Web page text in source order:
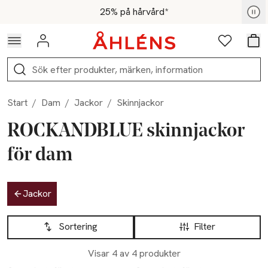
Hoppa till navigationsmenyn25% på hårvård*
För medlemmar - Shoppa nu
Logga in Favoriter
Sök
Start / Dam / Jackor / Skinnjackor
ROCKANDBLUE skinnjackor
för dam
Hoppa till produktsidan
Jackor
Hoppa till produktsidan
Filter
Sortering
Visar 4 av 4 produkter
Lista över produkter